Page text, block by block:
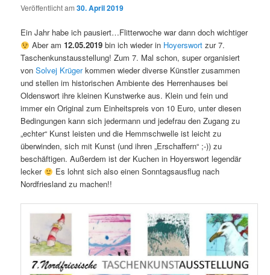
Veröffentlicht am30. April 2019
Ein Jahr habe ich pausiert…Flitterwoche war dann doch wichtiger
Aber am 12.05.2019bin ich wieder in Hoyerswortzur 7.
Taschenkunstausstellung! Zum 7. Mal schon, super organisiert
vonSolvej Krügerkommen wieder diverse Künstler zusammen
und stellen im historischen Ambiente des Herrenhauses bei
Oldenswort ihre kleinen Kunstwerke aus. Klein und fein und
immer ein Original zum Einheitspreis von 10 Euro, unter diesen
Bedingungen kann sich jedermann und jedefrau den Zugang zu
„echter“ Kunst leisten und die Hemmschwelle ist leicht zu
überwinden, sich mit Kunst (und ihren „Erschaffern“ ;-)) zu
beschäftigen. Außerdem ist der Kuchen in Hoyerswort legendär
lecker
Es lohnt sich also einen Sonntagsausflug nach
Nordfriesland zu machen!!